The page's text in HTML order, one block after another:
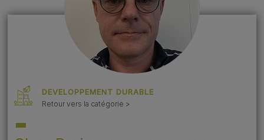
DEVELOPPEMENT DURABLE
Retour vers la catégorie >